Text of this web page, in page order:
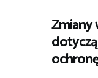
Zmiany